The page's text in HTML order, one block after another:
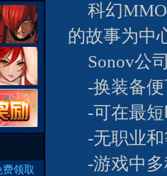
领取
科幻
的故事为中
Sonov公
-换装备
-可在最
-无职业
-游戏中